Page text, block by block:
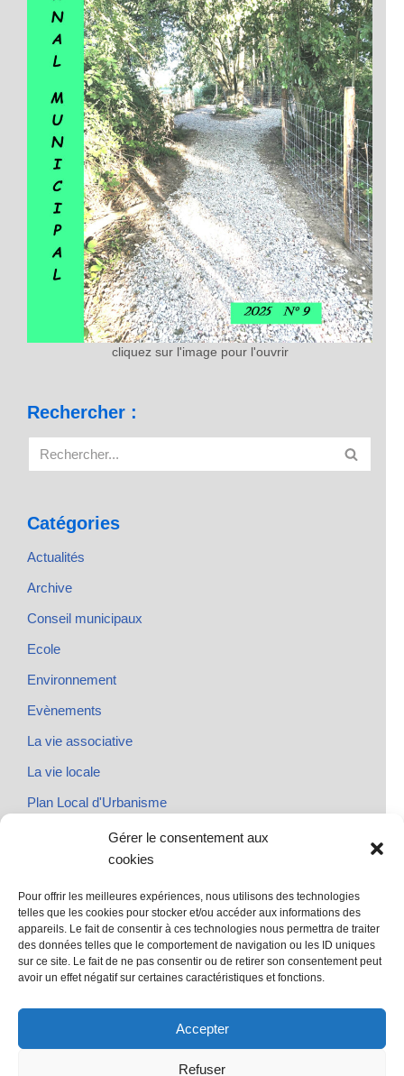
Gérer le consentement aux
cookies
Pour offrir les meilleures expériences, nous utilisons des technologies
telles que les cookies pour stocker et/ou accéder aux informations des
appareils. Le fait de consentir à ces technologies nous permettra de traiter
des données telles que le comportement de navigation ou les ID uniques
sur ce site. Le fait de ne pas consentir ou de retirer son consentement peut
avoir un effet négatif sur certaines caractéristiques et fonctions.
Accepter
Refuser
cliquez sur l'image pour l'ouvrir
Rechercher :
Catégories
Actualités
Archive
Conseil municipaux
Ecole
Environnement
Evènements
La vie associative
La vie locale
Plan Local d'Urbanisme
@ Sainte Marie des Champs
Mentions légales